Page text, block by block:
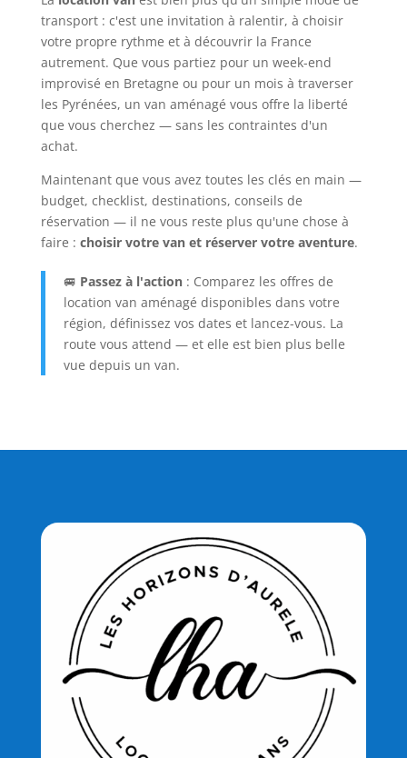
transport : c'est une invitation à ralentir, à choisir
votre propre rythme et à découvrir la France
autrement. Que vous partiez pour un week-end
improvisé en Bretagne ou pour un mois à traverser
les Pyrénées, un van aménagé vous offre la liberté
que vous cherchez — sans les contraintes d'un
achat.
Maintenant que vous avez toutes les clés en main —
budget, checklist, destinations, conseils de
réservation — il ne vous reste plus qu'une chose à
faire : choisir votre van et réserver votre aventure.
🚐 Passez à l'action: Comparez les offres de
location van aménagé disponibles dans votre
région, définissez vos dates et lancez-vous. La
route vous attend — et elle est bien plus belle
vue depuis un van.